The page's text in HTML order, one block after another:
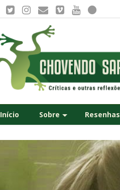
Início Sobre Resenhas